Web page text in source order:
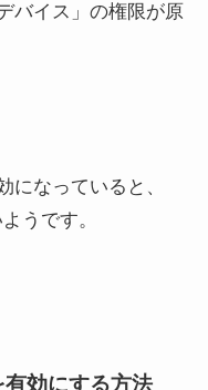
バイス」の権限が原
になっていると、
うです。
有効にする方法